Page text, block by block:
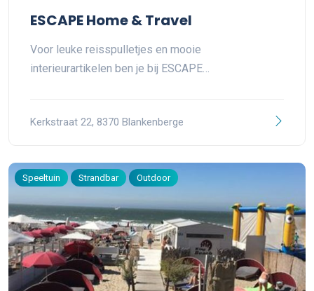
ESCAPE Home & Travel
Voor leuke reisspulletjes en mooie
interieurartikelen ben je bij ESCAPE…
Kerkstraat 22, 8370 Blankenberge
Speeltuin Strandbar Outdoor